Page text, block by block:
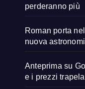
perderanno più
Roman porta
nuova
Anteprima su
e i prezzi